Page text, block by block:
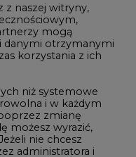
z naszej witryny,
mogą
danymi otrzymanymi
korzystania z ich
niż systemowe
i w każdym
zmianę
możesz wyrazić,
nie chcesz
administratora i